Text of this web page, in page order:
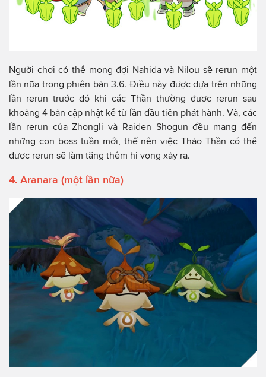
Người chơi có thể mong đợi Nahida và Nilou sẽ rerun một
lần nữa trong phiên bản 3.6. Điều này được dựa trên những
lần rerun trước đó khi các Thần thường được rerun sau
khoảng 4 bản cập nhật kể từ lần đầu tiên phát hành. Và, các
lần rerun của Zhongli và Raiden Shogun đều mang đến
những con boss tuần mới, thế nên việc Thảo Thần có thể
được rerun sẽ làm tăng thêm hi vọng xảy ra.
4. Aranara (một lần nữa)